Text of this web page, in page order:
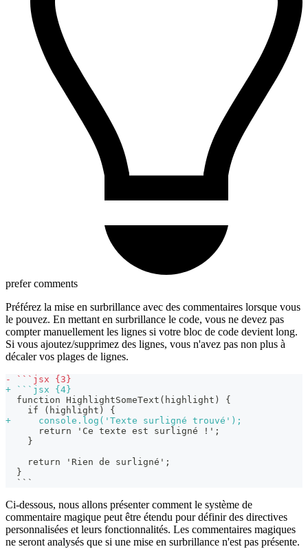
prefer comments
Préférez la mise en surbrillance avec des commentaires lorsque vous
le pouvez. En mettant en surbrillance le code, vous ne devez pas
compter manuellement les lignes si votre bloc de code devient long.
Si vous ajoutez/supprimez des lignes, vous n'avez pas non plus à
décaler vos plages de lignes.
-
```jsx {3}
+ ```jsx {4}
function HighlightSomeText(highlight) {
   if (highlight) {
+
     console.log('Texte surligné trouvé');
     return 'Ce texte est surligné !';
   }
   return 'Rien de surligné';
}
```
Ci-dessous, nous allons présenter comment le système de
commentaire magique peut être étendu pour définir des directives
personnalisées et leurs fonctionnalités. Les commentaires magiques
ne seront analysés que si une mise en surbrillance n'est pas présente.